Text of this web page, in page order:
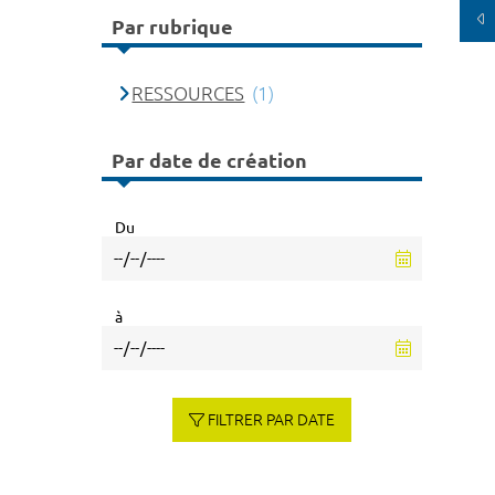
Par rubrique
RESSOURCES (1)
Par date de création
Du
à
FILTRER PAR DATE